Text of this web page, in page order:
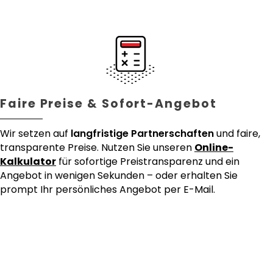
Faire Preise & Sofort-Angebot
Wir setzen auf langfristige Partnerschaftenund faire,
transparente Preise. Nutzen Sie unseren Online-
Kalkulator für sofortige Preistransparenz und ein
Angebot in wenigen Sekunden – oder erhalten Sie
prompt Ihr persönliches Angebot per E-Mail.